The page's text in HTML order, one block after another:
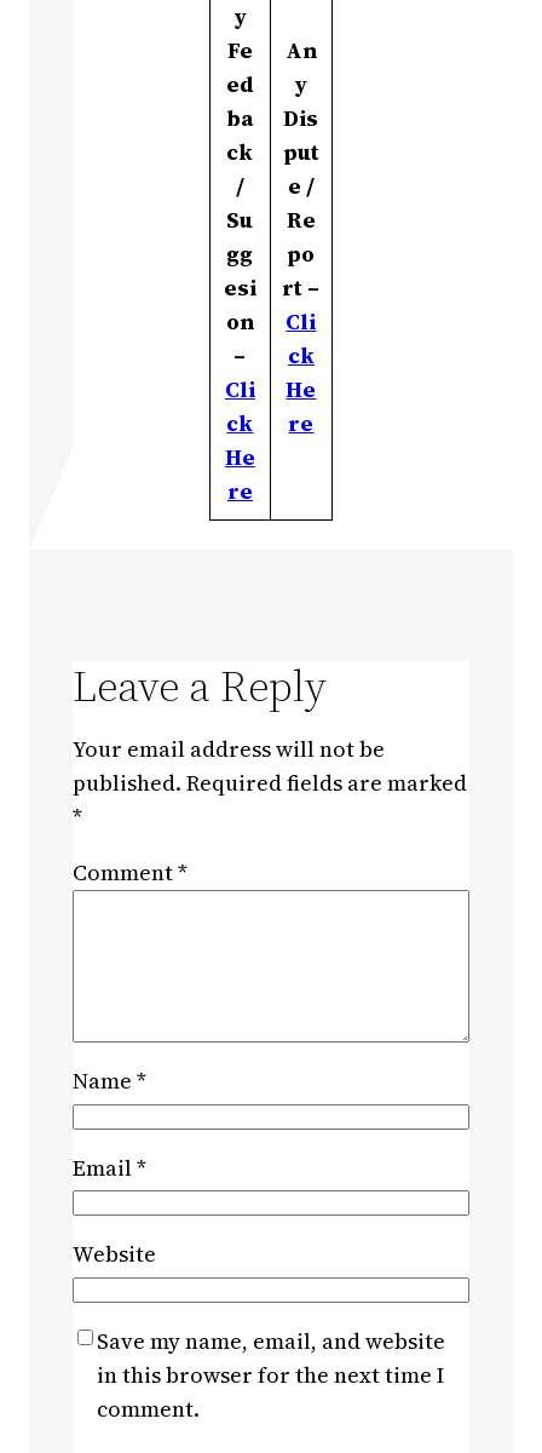
y
Fe
ed
ba
ck
/
Su
gg
esi
on
–
Cli
ck
He
re
An
y
Dis
put
e /
Re
po
rt –
Cli
ck
He
re
Leave a Reply
Your email address will not be
published. Required fields are marked
*
Comment*
Name *
Email*
Website
Save my name, email, and website
in this browser for the next time I
comment.